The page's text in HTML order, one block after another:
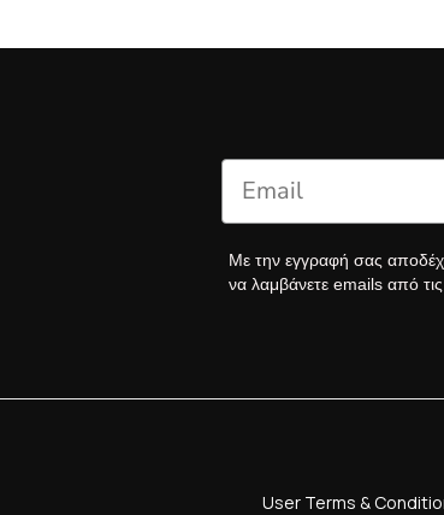
Με την εγγραφή σας
να λαμβάνετε emails από
User Terms &